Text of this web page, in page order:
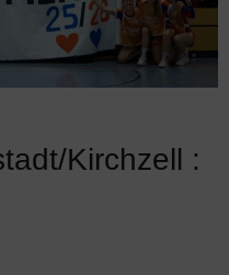
Kirchzell :